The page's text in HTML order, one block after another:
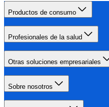
Productos de consumo
Profesionales de la salud
Otras soluciones empresariales
Sobre nosotros